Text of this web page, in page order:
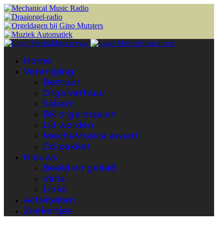
Home
Vereniging
Bestuur
Orgelverhuur
Sabam
BK orgeldraaien
Lid worden
MechaMusica award
Cd-pakket
Nieuws
Beeld en geluid
Varia
Links
Activiteiten
Zoekertjes